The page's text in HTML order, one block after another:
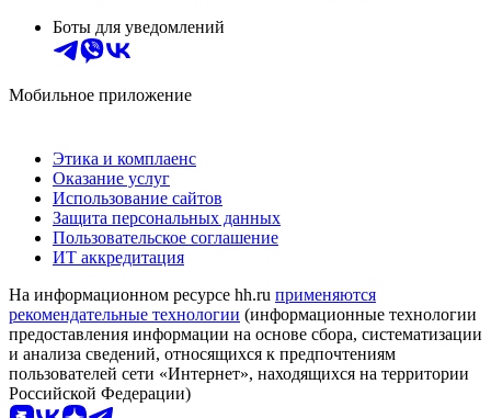
Боты для уведомлений
Мобильное приложение
Этика и комплаенс
Оказание услуг
Использование сайтов
Защита персональных данных
Пользовательское соглашение
ИТ аккредитация
На информационном ресурсе hh.ru применяются
рекомендательные технологии (информационные технологии
предоставления информации на основе сбора, систематизации
и анализа сведений, относящихся к предпочтениям
пользователей сети «Интернет», находящихся на территории
Российской Федерации)